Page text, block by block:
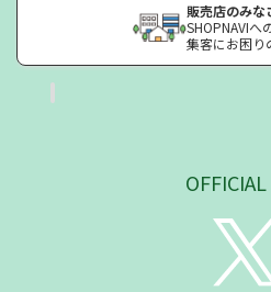
販売店のみな
SHOPNAVIへ
集客にお困り